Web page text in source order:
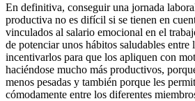
En definitiva, conseguir una jornada
productiva no es difícil si se tienen en
vinculados al salario emocional en el
de potenciar unos hábitos saludables entre
incentivarlos para que los apliquen con
haciéndose mucho más productivos,
menos pesadas y también porque les
cómodamente entre los diferentes